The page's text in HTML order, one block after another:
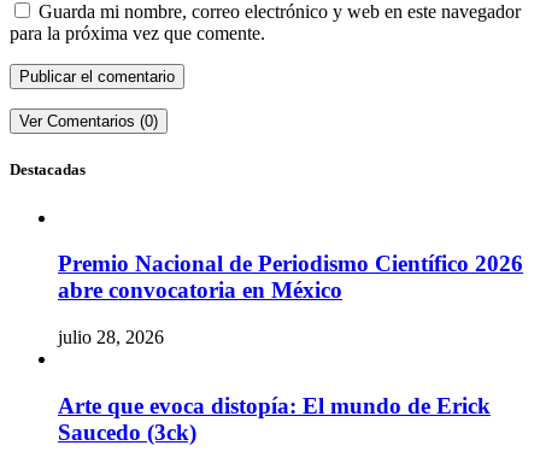
Guarda mi nombre, correo electrónico y web en este navegador
para la próxima vez que comente.
Ver Comentarios (0)
Destacadas
Premio Nacional de Periodismo Científico 2026
abre convocatoria en México
julio 28, 2026
Arte que evoca distopía: El mundo de Erick
Saucedo (3ck)